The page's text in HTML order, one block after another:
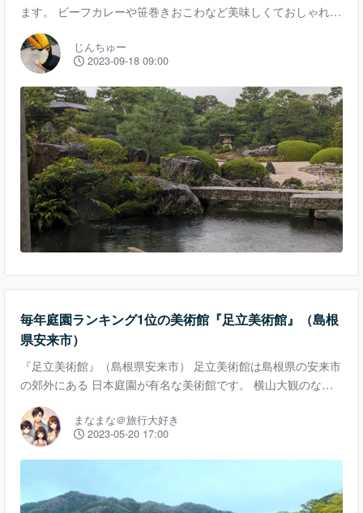
ます。 ビーフカレーや笹巻きおこわなど美味しくておしゃれな
料理やケーキが色々あります。 また、外には鯉が泳いでおりと
ても景色も良いのでおすすめです。 2.行ってみた 大観は、庭園
を通り過ぎた先にあります。鯉がより近くで泳いでいる場所が
見れます。 外から見ると、こんな感じです。喫茶店と合わせて
放流しているように見えます。 こちらはアイスレモンティーで
す。 濃いめの紅茶と酸っぱいレモンがよく合います。 ぜんざ
いもありました。塩昆布とちょっと
じんちゅー
2023-09-18 09:00
毎年庭園ランキング1位の美術館『足立美術館』（島根
県安来市）
『足立美術館』（島根県安来市） 足立美術館は島根県の安来市
の郊外にある 日本庭園が有名な美術館です。 横山大観のなど
の近大日本画や北大路魯山人の陶芸などが2000点数以上も飾ら
れてます。 足立美術館は毎朝約1時間、職員が掃除をしていま
す。 年中無休で掃除も毎日行うほどの徹底した管理が 素敵な
庭園を作っているといえます。 日本庭園に癒されること間違い
時間 9時00分～17時30分 TEL 0854-28-7111
まなまな＠旅行大好き
2023-05-20 17:00